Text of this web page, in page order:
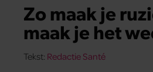
Zo maak je
maak je het
Tekst: Redactie Santé